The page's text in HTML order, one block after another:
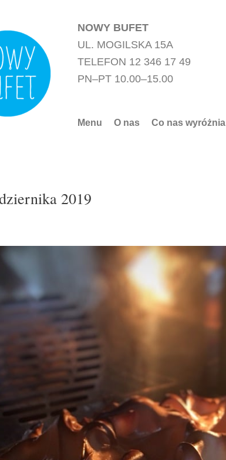
NOWY BUFET
UL. MOGILSKA 15A
TELEFON 12 346 17 49
PN–PT 10.00–15.00
Menu O nas Co nas wyróżnia
2019